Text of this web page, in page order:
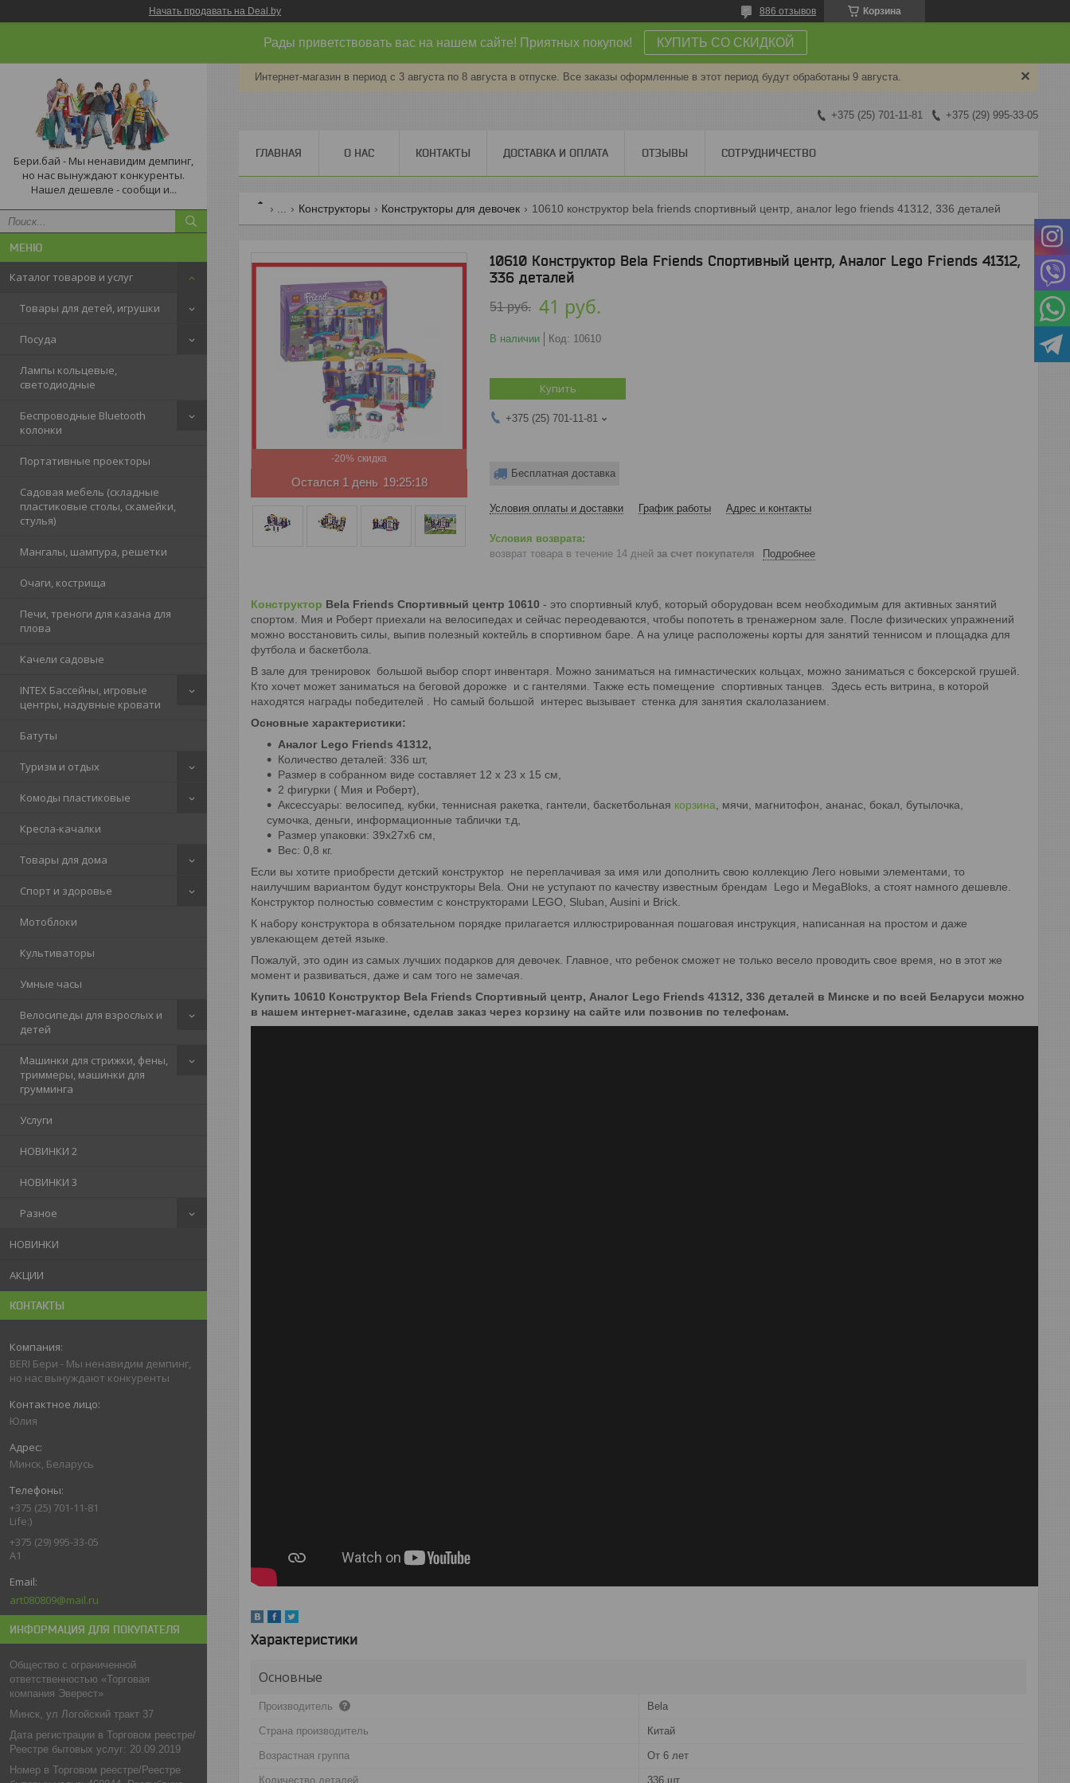
Начать продавать на Deal.by Корзина
886 отзывов
Рады приветствовать вас на нашем сайте! Приятных покупок! КУПИТЬ СО СКИДКОЙ
Бери.бай - Мы ненавидим демпинг,
но нас вынуждают конкуренты.
Нашел дешевле - сообщи и...
Каталог товаров и услуг
Товары для детей, игрушки
Посуда
Лампы кольцевые,
светодиодные
Беспроводные Bluetooth
колонки
Портативные проекторы
Садовая мебель (складные
пластиковые столы, скамейки,
стулья)
Мангалы, шампура, решетки
Очаги, кострища
Печи, треноги для казана для
плова
Качели садовые
INTEX Бассейны, игровые
центры, надувные кровати
Батуты
Туризм и отдых
Комоды пластиковые
Кресла-качалки
Товары для дома
Спорт и здоровье
Мотоблоки
Культиваторы
Умные часы
Велосипеды для взрослых и
детей
Машинки для стрижки, фены,
триммеры, машинки для
грумминга
Услуги
НОВИНКИ 2
НОВИНКИ 3
Разное
НОВИНКИ
АКЦИИ
КОНТАКТЫ
BERI Бери - Мы ненавидим демпинг,
но нас вынуждают конкуренты
Юлия
Минск, Беларусь
+375 (25) 701-11-81
Life:)
+375 (29) 995-33-05
A1
art080809@mail.ru
ИНФОРМАЦИЯ ДЛЯ ПОКУПАТЕЛЯ
Общество с ограниченной
ответственностью «Торговая
компания Эверест»
Минск, ул Логойский тракт 37
Дата регистрации в Торговом реестре/
Реестре бытовых услуг: 20.09.2019
Номер в Торговом реестре/Реестре
Интернет-магазин в период с 3 августа по 8 августа в отпуске. Все заказы оформленные в этот период будут обработаны 9 августа.
+375 (25) 701-11-81 +375 (29) 995-33-05
ГЛАВНАЯ О НАС КОНТАКТЫ ДОСТАВКА И ОПЛАТА ОТЗЫВЫ СОТРУДНИЧЕСТВО
Конструкторы Конструкторы для девочек 10610 конструктор bela friends спортивный центр, аналог lego friends 41312, 336 деталей
-20%
Остался 1 день 19:25:17
10610 Конструктор Bela Friends Спортивный центр, Аналог Lego Friends 41312,
336 деталей
51руб. 41 руб.
В наличии Код: 10610
Купить
+375 (25) 701-11-81
Бесплатная доставка
Условия оплаты и доставки График работы Адрес и контакты
возврат товара в течение 14 дней за счет покупателя Подробнее
Конструктор Bela Friends Спортивный центр 10610 - это спортивный клуб, который оборудован всем необходимым для активных занятий
спортом. Мия и Роберт приехали на велосипедах и сейчас переодеваются, чтобы попотеть в тренажерном зале. После физических упражнений
можно восстановить силы, выпив полезный коктейль в спортивном баре. А на улице расположены корты для занятий теннисом и площадка для
футбола и баскетбола.
В зале для тренировок большой выбор спорт инвентаря. Можно заниматься на гимнастических кольцах, можно заниматься с боксерской грушей.
Кто хочет может заниматься на беговой дорожке и с гантелями. Также есть помещение спортивных танцев. Здесь есть витрина, в которой
находятся награды победителей . Но самый большой интерес вызывает стенка для занятия скалолазанием.
Основные характеристики:
Аналог Lego Friends 41312,
Количество деталей: 336 шт,
Размер в собранном виде составляет 12 х 23 х 15 см,
2 фигурки ( Мия и Роберт),
Аксессуары: велосипед, кубки, теннисная ракетка, гантели, баскетбольная корзина , мячи, магнитофон, ананас, бокал, бутылочка,
сумочка, деньги, информационные таблички т.д,
Размер упаковки: 39х27х6 см,
Вес: 0,8 кг.
Если вы хотите приобрести детский конструктор не переплачивая за имя или дополнить свою коллекцию Лего новыми элементами, то
наилучшим вариантом будут конструкторы Bela. Они не уступают по качеству известным брендам Lego и MegaBloks, а стоят намного дешевле.
Конструктор полностью совместим с конструкторами LEGO, Sluban, Ausini и Brick.
К набору конструктора в обязательном порядке прилагается иллюстрированная пошаговая инструкция, написанная на простом и даже
увлекающем детей языке.
Пожалуй, это один из самых лучших подарков для девочек. Главное, что ребенок сможет не только весело проводить свое время, но в этот же
момент и развиваться, даже и сам того не замечая.
Купить 10610 Конструктор Bela Friends Спортивный центр, Аналог Lego Friends 41312, 336 деталей в Минске и по всей Беларуси можно
в нашем интернет-магазине, сделав заказ через корзину на сайте или позвонив по телефонам.
Характеристики
Основные
Производитель Bela
Страна производитель Китай
Возрастная группа От 6 лет
Количество деталей 336 шт.